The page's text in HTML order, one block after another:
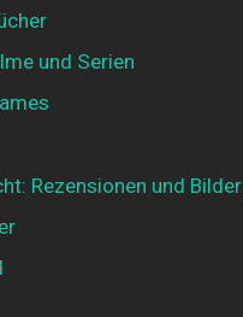
und Serien
Rezensionen und Bilder